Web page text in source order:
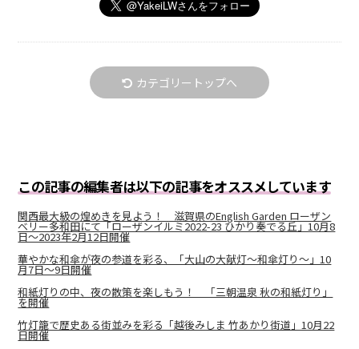
カテゴリートップへ
この記事の編集者は以下の記事をオススメしています
関西最大級の煌めきを見よう！ 滋賀県のEnglish Garden ローザン
ベリー多和田にて「ローザンイルミ2022-23 ひかり奏でる丘」10月8
日～2023年2月12日開催
華やかな和傘が夜の参道を彩る、「大山の大献灯〜和傘灯り〜」10
月7日〜9日開催
和紙灯りの中、夜の散策を楽しもう！ 「三朝温泉 秋の和紙灯り」
を開催
竹灯籠で歴史ある街並みを彩る「越後みしま 竹あかり街道」10月22
日開催